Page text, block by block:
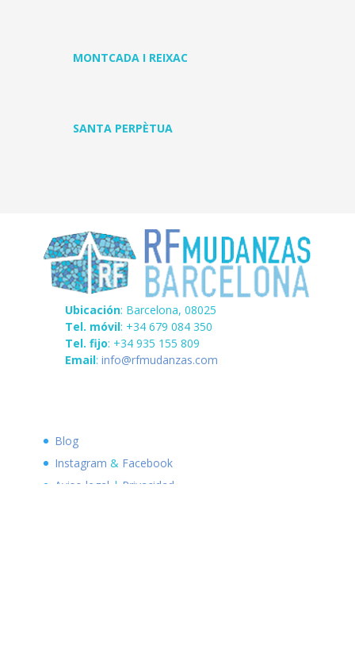
MONTCADA I REIXAC
SANTA PERPÈTUA
Ubicación: Barcelona, 08025
Tel. móvil: +34 679 084 350
Tel. fijo: +34 935 155 809
Email: info@rfmudanzas.com
Blog
Instagram & Facebook
Aviso legal | Privacidad